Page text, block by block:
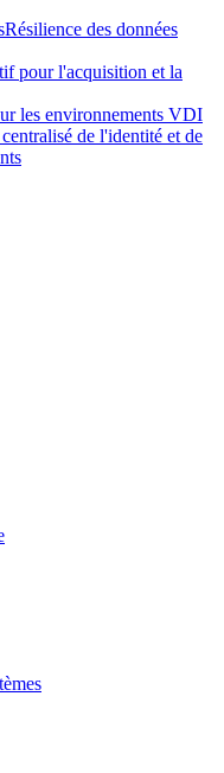
Résilience des données
pour l'acquisition et la
les environnements VDI
de l'identité et de